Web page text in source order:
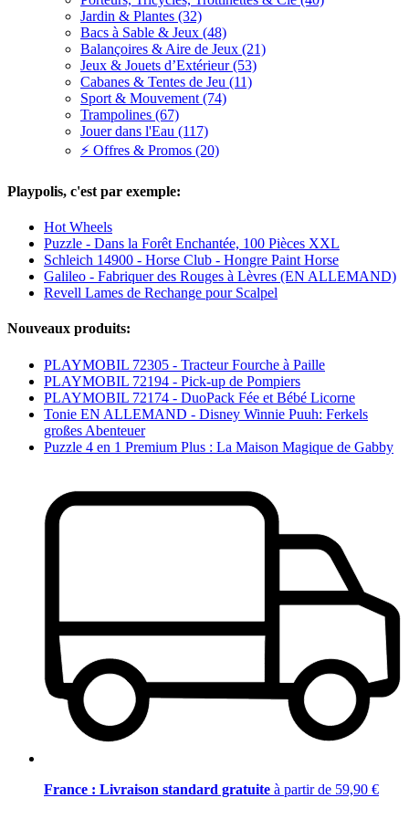
Jardin & Plantes (32)
Bacs à Sable & Jeux (48)
Balançoires & Aire de Jeux (21)
Jeux & Jouets d’Extérieur (53)
Cabanes & Tentes de Jeu (11)
Sport & Mouvement (74)
Trampolines (67)
Jouer dans l'Eau (117)
⚡ Offres & Promos (20)
Playpolis, c'est par exemple:
Hot Wheels
Puzzle - Dans la Forêt Enchantée, 100 Pièces XXL
Schleich 14900 - Horse Club - Hongre Paint Horse
Galileo - Fabriquer des Rouges à Lèvres (EN ALLEMAND)
Revell Lames de Rechange pour Scalpel
Nouveaux produits:
PLAYMOBIL 72305 - Tracteur Fourche à Paille
PLAYMOBIL 72194 - Pick-up de Pompiers
PLAYMOBIL 72174 - DuoPack Fée et Bébé Licorne
Tonie EN ALLEMAND - Disney Winnie Puuh: Ferkels
großes Abenteuer
Puzzle 4 en 1 Premium Plus : La Maison Magique de Gabby
France : Livraison standard gratuite à partir de 59,90 €